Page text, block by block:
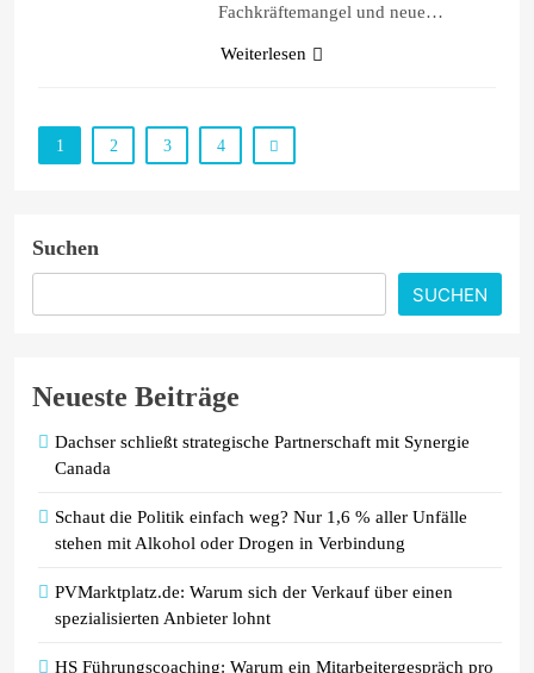
Fachkräftemangel und neue…
Weiterlesen
1 2 3 4
Suchen
SUCHEN
Neueste Beiträge
Dachser schließt strategische Partnerschaft mit Synergie
Canada
Schaut die Politik einfach weg? Nur 1,6 % aller Unfälle
stehen mit Alkohol oder Drogen in Verbindung
PVMarktplatz.de: Warum sich der Verkauf über einen
spezialisierten Anbieter lohnt
HS Führungscoaching: Warum ein Mitarbeitergespräch pro